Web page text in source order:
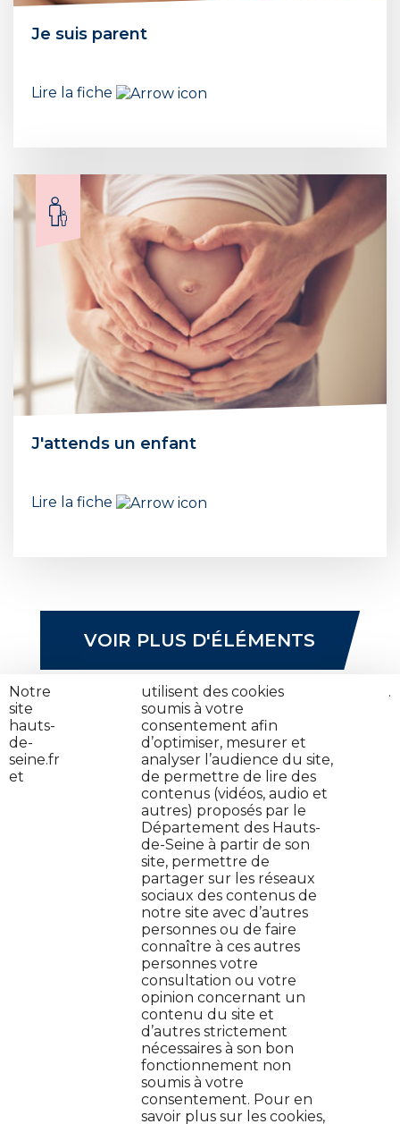
Ouvrir
Je suis parent
Lire la fiche
J'attends un enfant
Lire la fiche
VOIR PLUS D'ÉLÉMENTS
Jeune en danger : on t'aide
Protection de données
Accessibilité : non conforme
Gestion des cookies ()
Notre
site
hauts-
de-
seine.fr
et
utilisent des cookies
soumis à votre
consentement afin
d’optimiser, mesurer et
analyser l’audience du site,
de permettre de lire des
contenus (vidéos, audio et
autres) proposés par le
Département des Hauts-
de-Seine à partir de son
site, permettre de
partager sur les réseaux
sociaux des contenus de
notre site avec d’autres
personnes ou de faire
connaître à ces autres
personnes votre
consultation ou votre
opinion concernant un
contenu du site et
d’autres strictement
nécessaires à son bon
fonctionnement non
soumis à votre
consentement. Pour en
savoir plus sur les cookies,
.